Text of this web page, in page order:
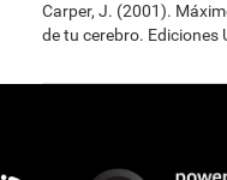
Carper, J. (2001).
de tu cerebro. Ediciones